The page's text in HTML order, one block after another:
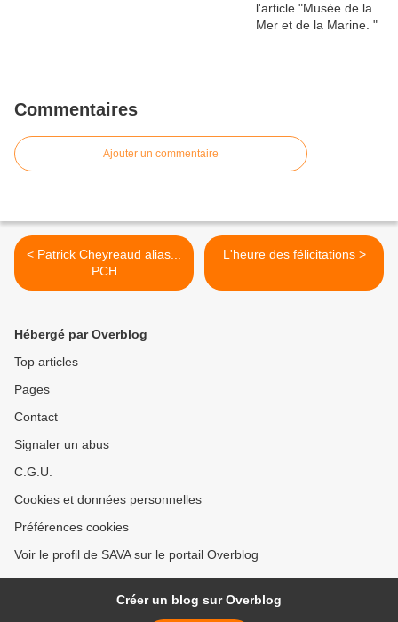
Commentaires
Ajouter un commentaire
< Patrick Cheyreaud alias...
PCH
L'heure des félicitations >
Hébergé par Overblog
Top articles
Pages
Contact
Signaler un abus
C.G.U.
Cookies et données personnelles
Préférences cookies
Voir le profil de SAVA sur le portail Overblog
Créer un blog sur Overblog